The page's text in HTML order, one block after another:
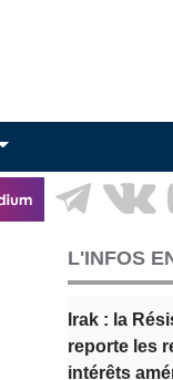
L'INFOS
Irak : la
reporte les
intérêts